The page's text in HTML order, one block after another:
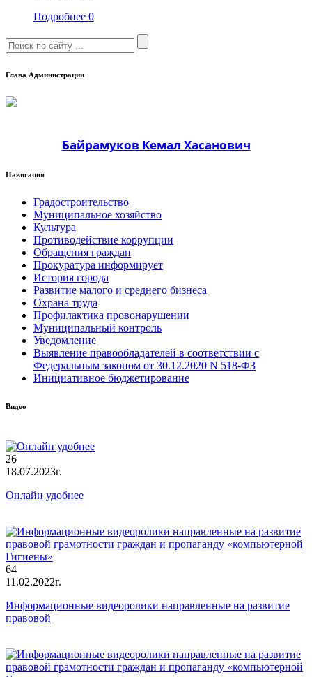
Подробнее 0
Глава Администрации
Байрамуков Кемал Хасанович
Навигация
Градостроительство
Муниципальное хозяйство
Культура
Противодействие коррупции
Обращения граждан
Прокуратура информирует
История города
Развитие малого и среднего бизнеса
Охрана труда
Профилактика провонарушении
Муниципальный контроль
Уведомление
Выявление правообладателей в соответствии с
Федеральным законом от 30.12.2020 N 518-ФЗ
Инициативное бюджетирование
Видео
26
18.07.2023г.
Онлайн удобнее
64
11.02.2022г.
Информационные видеоролики направленные на развитие
правовой